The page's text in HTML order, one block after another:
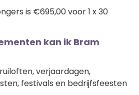
is €695,00 voor 1 x 30
kan ik Bram
verjaardagen,
festivals en bedrijfsfeesten